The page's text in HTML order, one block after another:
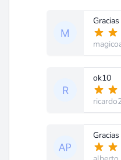
Gracias
ok10